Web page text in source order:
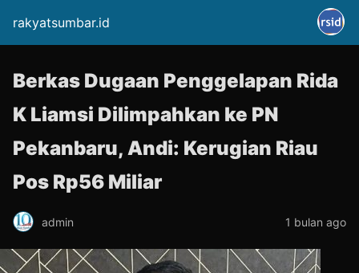
rakyatsumbar.id
Berkas Dugaan Penggelapan Rida
K Liamsi Dilimpahkan ke PN
Pekanbaru, Andi: Kerugian Riau
Pos Rp56 Miliar
admin 1 bulan ago